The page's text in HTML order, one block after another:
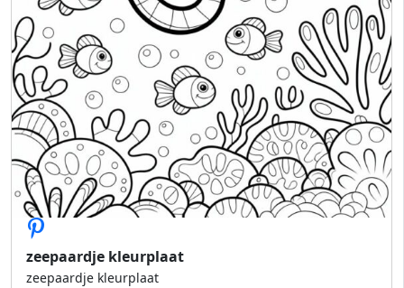
zeepaardje kleurplaat
zeepaardje kleurplaat